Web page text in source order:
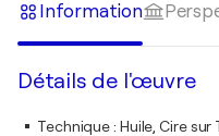
Information
Détails de l'œuvre
Technique: Huile, Cire sur